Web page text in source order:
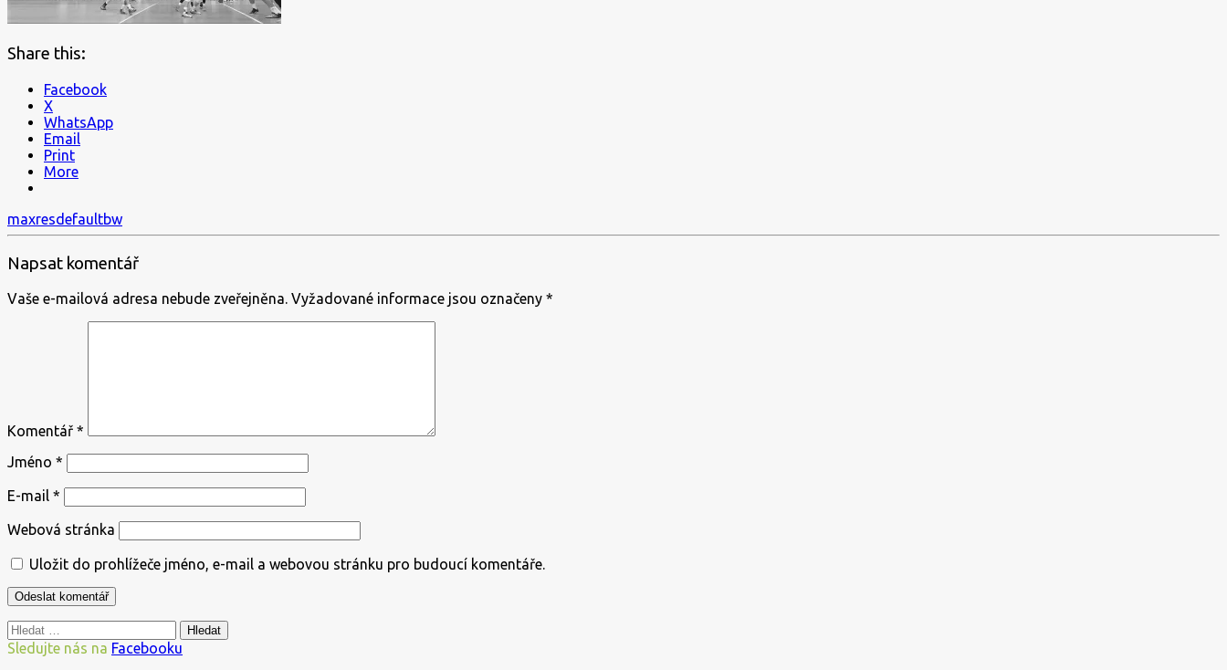
Share this:
Facebook
X
WhatsApp
Email
Print
More
Navigace
příspěvek
maxresdefaultbw
Napsat komentář
Vaše e-mailová adresa nebude zveřejněna. Vyžadované informace jsou označeny *
Komentář *
Jméno *
E-mail *
Webová stránka
Uložit do prohlížeče jméno, e-mail a webovou stránku pro budoucí komentáře.
Vyhledávání
Sledujte nás na Facebooku